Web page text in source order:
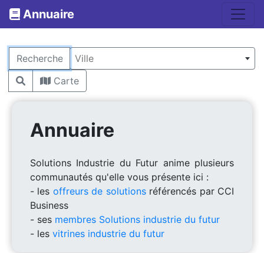
Annuaire
Rechercher
Ville
Carte
Annuaire
Solutions Industrie du Futur anime plusieurs
communautés qu'elle vous présente ici :
- les offreurs de solutionsréférencés par CCI
Business
- ses membres Solutions industrie du futur
- les vitrines industrie du futur